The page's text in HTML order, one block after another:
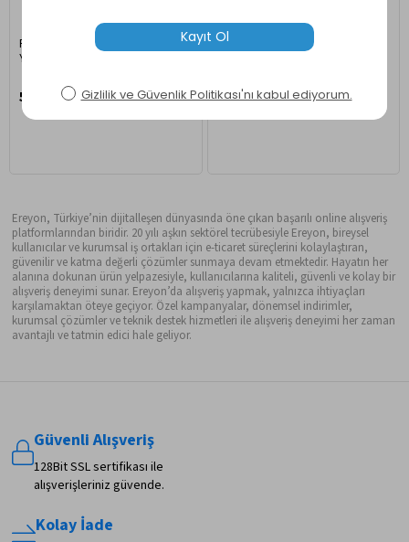
Reyo Paslanmaz Çelik 6'lı
Yumurtalık - Yumurta Tutucu
569,00 TL
Reyo Paslanmaz Çelik 2'li
299,00 TL
Ereyon, Türkiye’nin dijitalleşen dünyasında öne çıkan başarılı online alışveriş
platformlarından biridir. 20 yılı aşkın sektörel tecrübesiyle Ereyon, bireysel
kullanıcılar ve kurumsal iş ortakları için e-ticaret süreçlerini kolaylaştıran,
güvenilir ve katma değerli çözümler sunmaya devam etmektedir. Hayatın her
alanına dokunan ürün yelpazesiyle, kullanıcılarına kaliteli, güvenli ve kolay bir
alışveriş deneyimi sunar. Ereyon’da alışveriş yapmak, yalnızca ihtiyaçları
karşılamaktan öteye geçiyor. Özel kampanyalar, dönemsel indirimler,
kurumsal çözümler ve teknik destek hizmetleri ile alışveriş deneyimi her zaman
avantajlı ve tatmin edici hale geliyor.
Güvenli Alışveriş
128Bit SSL sertifikası ile
alışverişleriniz güvende.
Kolay İade